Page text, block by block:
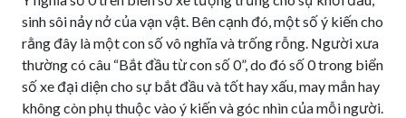
sinh sôi nảy nở của vạn vật. Bên cạnh đó, một số ý kiến cho
rằng đây là một con số vô nghĩa và trống rỗng. Người xưa
thường có câu “Bắt đầu từ con số 0”, do đó số 0 trong biển
số xe đại diện cho sự bắt đầu và tốt hay xấu, may mắn hay
không còn phụ thuộc vào ý kiến và góc nhìn của mỗi người.